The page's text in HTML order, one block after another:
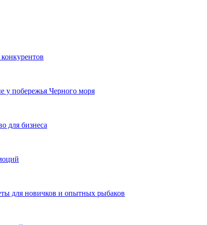
у побережья Черного моря
для бизнеса
для новичков и опытных рыбаков